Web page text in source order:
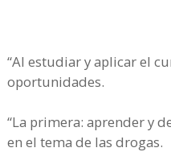
“Al estudiar y aplicar el
oportunidades.
“La primera: aprender y
en el tema de las drogas.